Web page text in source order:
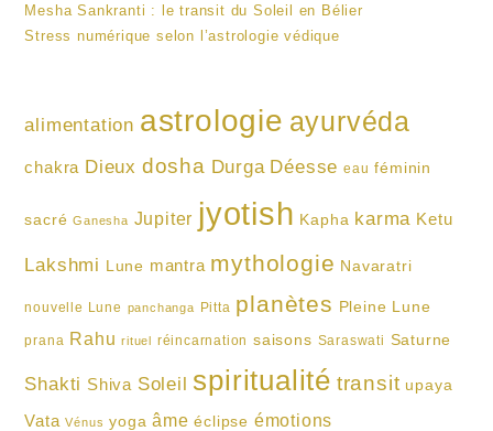
Mesha Sankranti : le transit du Soleil en Bélier
Stress numérique selon l’astrologie védique
alimentation astrologie ayurvéda
chakra Dieux dosha Durga Déesse eau féminin
sacré Ganesha Jupiter jyotish Kapha karma Ketu
Lakshmi Lune mantra mythologie Navaratri
nouvelle Lune panchanga Pitta planètes Pleine Lune
prana Rahu rituel réincarnation saisons Saraswati Saturne
Shakti Shiva Soleil spiritualité transit upaya
Vata Vénus yoga âme éclipse émotions